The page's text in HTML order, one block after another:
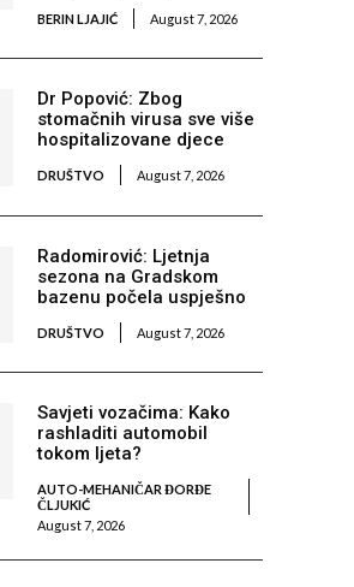
BERIN LJAJIĆ August 7, 2026
Dr Popović: Zbog
stomačnih virusa sve više
hospitalizovane djece
DRUŠTVO August 7, 2026
Radomirović: Ljetnja
sezona na Gradskom
bazenu počela uspješno
DRUŠTVO August 7, 2026
Savjeti vozačima: Kako
rashladiti automobil
tokom ljeta?
AUTO-MEHANIČAR ĐORĐE
ČLJUKIĆ
August 7, 2026